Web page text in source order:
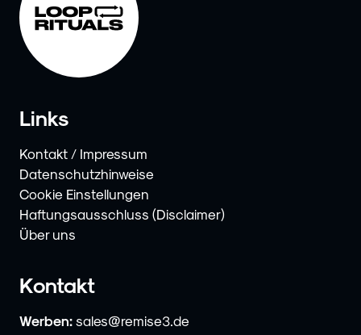
Links
Kontakt / Impressum
Datenschutzhinweise
Cookie Einstellungen
Haftungsausschluss (Disclaimer)
Über uns
Kontakt
Werben: sales@remise3.de